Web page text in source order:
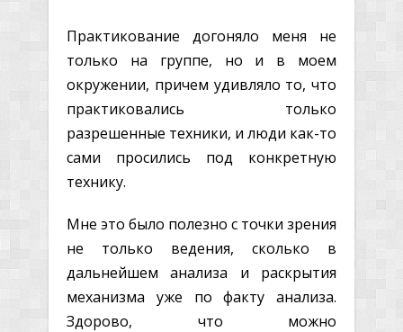
Практикование догоняло меня не
только на группе, но и в моем
окружении, причем удивляло то, что
практиковались только
разрешенные техники, и люди как-то
сами просились под конкретную
технику.
Мне это было полезно с точки зрения
не только ведения, сколько в
дальнейшем анализа и раскрытия
механизма уже по факту анализа.
Здорово, что можно